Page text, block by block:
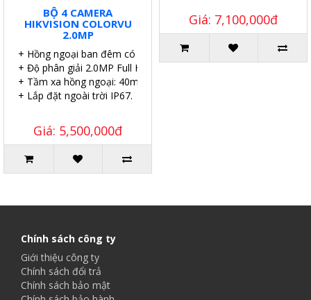
BỘ 4 CAMERA
HIKVISION COLORVU
2.0MP
+ Hồng ngoại ban đêm có màu.
+ Độ phân giải 2.0MP Full HD.
+ Tầm xa hồng ngoại: 40m.
+ Lắp đặt ngoài trời IP67.
Giá: 5,500,000đ
Giá: 7,100,000đ
Chính sách công ty
Giới thiệu công ty
Chính sách đổi trả
Chính sách bảo mật